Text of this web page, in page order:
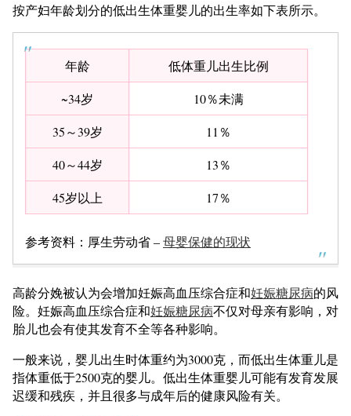
按产妇年龄划分的低出生体重婴儿的出生率如下表所示。
年龄
低体重儿出生比例
~34岁
10％未满
35～39岁
11％
40～44岁
13％
45岁以上
17％
参考资料：厚生劳动省 –母婴保健的现状
高龄分娩被认为会增加妊娠高血压综合症和妊娠糖尿病的风
险。妊娠高血压综合症和妊娠糖尿病不仅对母亲有影响，对
胎儿也会有使其发育不全等各种影响。
一般来说，婴儿出生时体重约为3000克，而低出生体重儿是
指体重低于2500克的婴儿。低出生体重婴儿可能有发育发展
迟缓和残疾，并且很多与成年后的健康风险有关。